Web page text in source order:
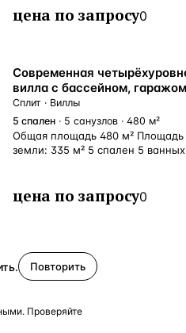
цена по запросу0
Современная
вилла с бассейном, гаражом
и видом на море в Сплите,
Хорватия
Сплит · Виллы
5 спален · 5 санузлов · 480 м²
Общая площадь 480 м² Площадь
земли: 335 м² 5 спален 5 ванных
цена по запросу0
Повторить
Проверяйте